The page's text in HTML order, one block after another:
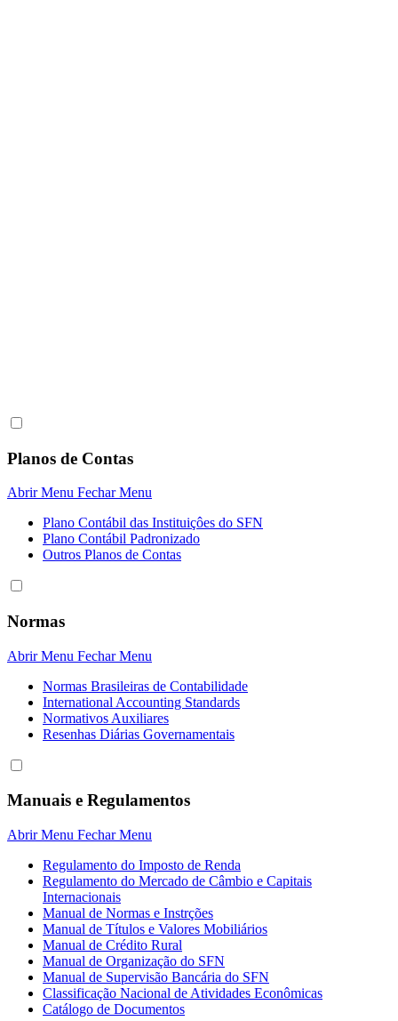
Planos de Contas
Abrir Menu Fechar Menu
Plano Contábil das Instituiçôes do SFN
Plano Contábil Padronizado
Outros Planos de Contas
Normas
Abrir Menu Fechar Menu
Normas Brasileiras de Contabilidade
International Accounting Standards
Normativos Auxiliares
Resenhas Diárias Governamentais
Manuais e Regulamentos
Abrir Menu Fechar Menu
Regulamento do Imposto de Renda
Regulamento do Mercado de Câmbio e Capitais
Internacionais
Manual de Normas e Instrções
Manual de Títulos e Valores Mobiliários
Manual de Crédito Rural
Manual de Organização do SFN
Manual de Supervisão Bancária do SFN
Classificação Nacional de Atividades Econômicas
Catálogo de Documentos